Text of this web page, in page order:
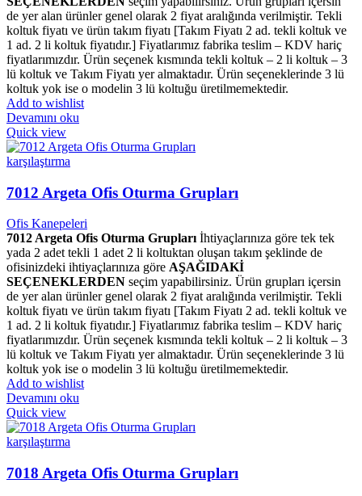
de yer alan ürünler genel olarak 2 fiyat aralığında verilmiştir. Tekli
koltuk fiyatı ve ürün takım fiyatı [Takım Fiyatı 2 ad. tekli koltuk ve
1 ad. 2 li koltuk fiyatıdır.] Fiyatlarımız fabrika teslim – KDV hariç
fiyatlarımızdır. Ürün seçenek kısmında tekli koltuk – 2 li koltuk – 3
lü koltuk ve Takım Fiyatı yer almaktadır. Ürün seçeneklerinde 3 lü
koltuk yok ise o modelin 3 lü koltuğu üretilmemektedir.
Add to wishlist
Devamını oku
Quick view
karşılaştırma
7012 Argeta Ofis Oturma Grupları
Ofis Kanepeleri
7012 Argeta Ofis Oturma Grupları İhtiyaçlarınıza göre tek tek
yada 2 adet tekli 1 adet 2 li koltuktan oluşan takım şeklinde de
ofisinizdeki ihtiyaçlarınıza göre AŞAĞIDAKİ
SEÇENEKLERDEN seçim yapabilirsiniz. Ürün grupları içersin
de yer alan ürünler genel olarak 2 fiyat aralığında verilmiştir. Tekli
koltuk fiyatı ve ürün takım fiyatı [Takım Fiyatı 2 ad. tekli koltuk ve
1 ad. 2 li koltuk fiyatıdır.] Fiyatlarımız fabrika teslim – KDV hariç
fiyatlarımızdır. Ürün seçenek kısmında tekli koltuk – 2 li koltuk – 3
lü koltuk ve Takım Fiyatı yer almaktadır. Ürün seçeneklerinde 3 lü
koltuk yok ise o modelin 3 lü koltuğu üretilmemektedir.
Add to wishlist
Devamını oku
Quick view
karşılaştırma
7018 Argeta Ofis Oturma Grupları